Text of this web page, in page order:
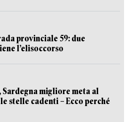
provinciale 59: due
l’elisoccorso
migliore meta al
stelle cadenti – Ecco perché